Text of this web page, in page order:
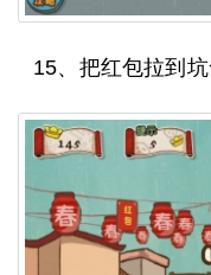
15、把红包拉到